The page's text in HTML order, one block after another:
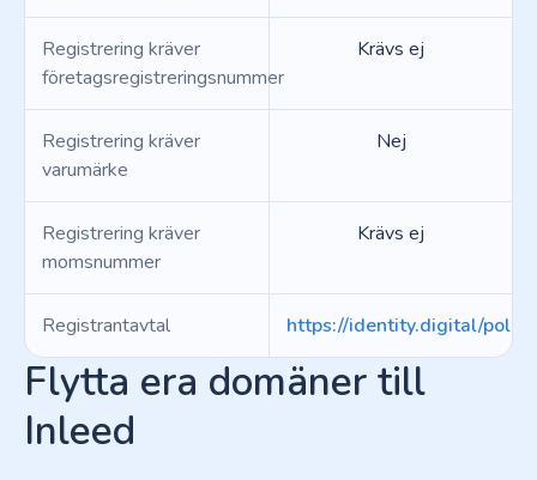
Registrering kräver
företagsregistreringsnummer
Krävs ej
Registrering kräver
varumärke
Nej
Registrering kräver
momsnummer
Krävs ej
Registrantavtal https://identity.digital/
Flytta era domäner till
Inleed